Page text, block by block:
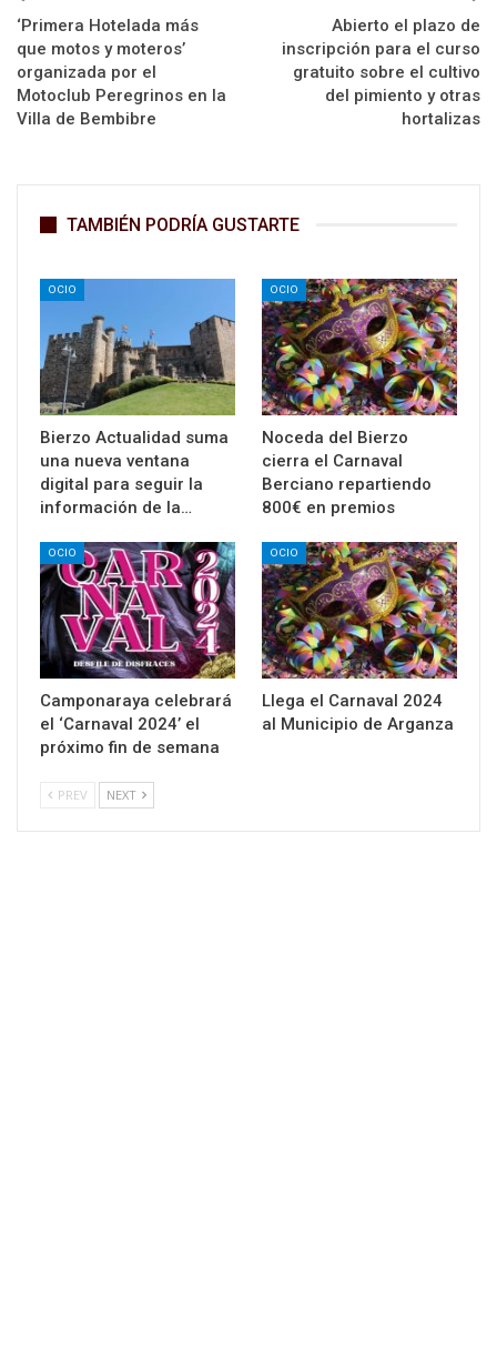
‘Primera Hotelada más
que motos y moteros’
organizada por el
Motoclub Peregrinos en la
Villa de Bembibre
Abierto el plazo de
inscripción para el curso
gratuito sobre el cultivo
del pimiento y otras
hortalizas
TAMBIÉN PODRÍA GUSTARTE
OCIO
Bierzo Actualidad suma
una nueva ventana
digital para seguir la
información de la…
OCIO
Noceda del Bierzo
cierra el Carnaval
Berciano repartiendo
800€ en premios
OCIO
Camponaraya celebrará
el ‘Carnaval 2024’ el
próximo fin de semana
OCIO
Llega el Carnaval 2024
al Municipio de Arganza
PREV NEXT